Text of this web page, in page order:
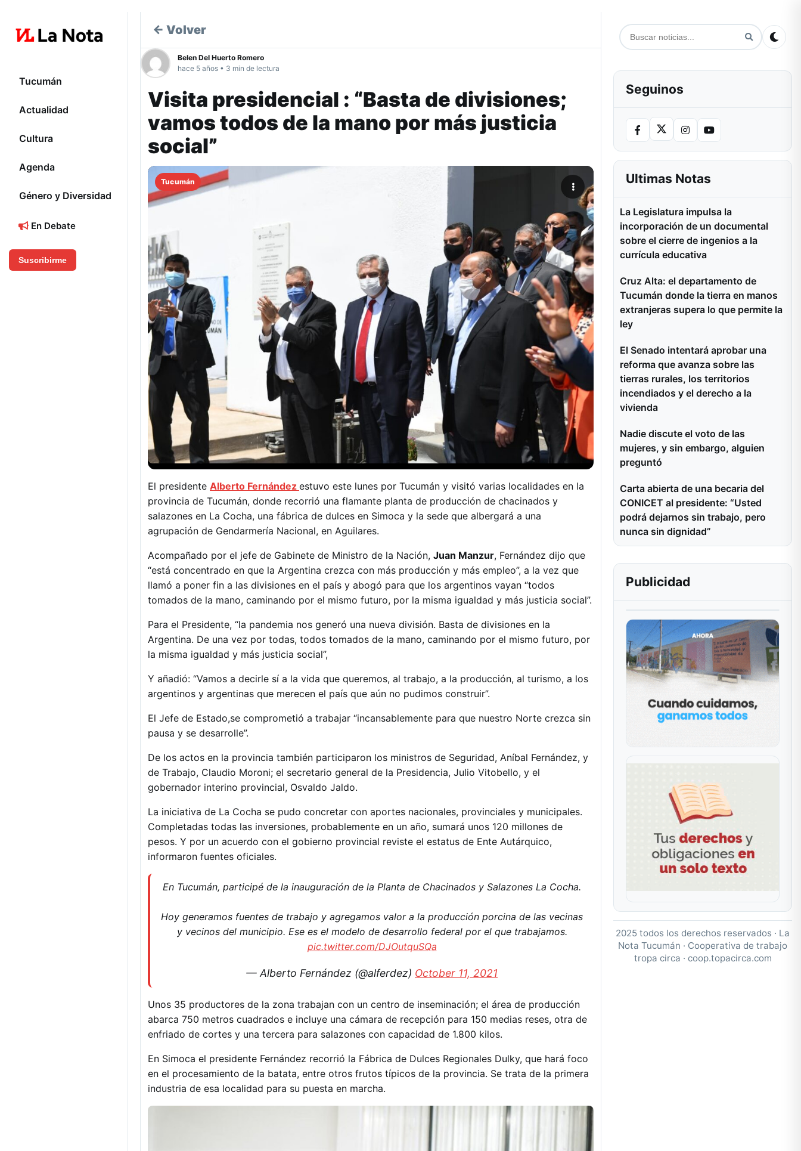
Tucumán
Actualidad
Cultura
Agenda
Género y Diversidad
En Debate
Suscribirme
← Volver
Belen Del Huerto Romero
hace 5 años • 3 min de lectura
Visita presidencial : “Basta de divisiones;
vamos todos de la mano por más justicia
social”
Tucumán
El presidente Alberto Fernández estuvo este lunes por Tucumán y visitó varias localidades en la
provincia de Tucumán, donde recorrió una flamante planta de producción de chacinados y
salazones en La Cocha, una fábrica de dulces en Simoca y la sede que albergará a una
agrupación de Gendarmería Nacional, en Aguilares.
Acompañado por el jefe de Gabinete de Ministro de la Nación, Juan Manzur, Fernández dijo que
“está concentrado en que la Argentina crezca con más producción y más empleo”, a la vez que
llamó a poner fin a las divisiones en el país y abogó para que los argentinos vayan “todos
tomados de la mano, caminando por el mismo futuro, por la misma igualdad y más justicia social”.
Para el Presidente, “la pandemia nos generó una nueva división. Basta de divisiones en la
Argentina. De una vez por todas, todos tomados de la mano, caminando por el mismo futuro, por
la misma igualdad y más justicia social”,
Y añadió: “Vamos a decirle sí a la vida que queremos, al trabajo, a la producción, al turismo, a los
argentinos y argentinas que merecen el país que aún no pudimos construir”.
El Jefe de Estado,se comprometió a trabajar “incansablemente para que nuestro Norte crezca sin
pausa y se desarrolle”.
De los actos en la provincia también participaron los ministros de Seguridad, Aníbal Fernández, y
de Trabajo, Claudio Moroni; el secretario general de la Presidencia, Julio Vitobello, y el
gobernador interino provincial, Osvaldo Jaldo.
La iniciativa de La Cocha se pudo concretar con aportes nacionales, provinciales y municipales.
Completadas todas las inversiones, probablemente en un año, sumará unos 120 millones de
pesos. Y por un acuerdo con el gobierno provincial reviste el estatus de Ente Autárquico,
informaron fuentes oficiales.
En Tucumán, participé de la inauguración de la Planta de Chacinados y Salazones La Cocha.
Hoy generamos fuentes de trabajo y agregamos valor a la producción porcina de las vecinas
y vecinos del municipio. Ese es el modelo de desarrollo federal por el que trabajamos.
pic.twitter.com/DJOutquSQa
— Alberto Fernández (@alferdez) October 11, 2021
Unos 35 productores de la zona trabajan con un centro de inseminación; el área de producción
abarca 750 metros cuadrados e incluye una cámara de recepción para 150 medias reses, otra de
enfriado de cortes y una tercera para salazones con capacidad de 1.800 kilos.
En Simoca el presidente Fernández recorrió la Fábrica de Dulces Regionales Dulky, que hará foco
en el procesamiento de la batata, entre otros frutos típicos de la provincia. Se trata de la primera
industria de esa localidad para su puesta en marcha.
Seguinos
Ultimas Notas
La Legislatura impulsa la
incorporación de un documental
sobre el cierre de ingenios a la
currícula educativa
Cruz Alta: el departamento de
Tucumán donde la tierra en manos
extranjeras supera lo que permite la
ley
El Senado intentará aprobar una
reforma que avanza sobre las
tierras rurales, los territorios
incendiados y el derecho a la
vivienda
Nadie discute el voto de las
mujeres, y sin embargo, alguien
preguntó
Carta abierta de una becaria del
CONICET al presidente: “Usted
podrá dejarnos sin trabajo, pero
nunca sin dignidad”
Publicidad
2025 todos los derechos reservados · La
Nota Tucumán · Cooperativa de trabajo
tropa circa · coop.topacirca.com